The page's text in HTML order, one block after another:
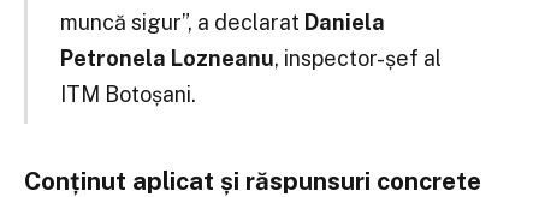
muncă sigur”, a declarat Daniela
Petronela Lozneanu, inspector-șef al
ITM Botoșani.
Conținut aplicat și răspunsuri concrete